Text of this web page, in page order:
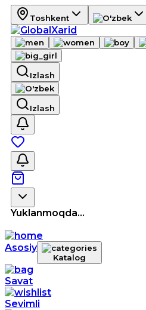
Toshkent
Izlash
Izlash
Yuklanmoqda...
Asosiy
Katalog
Savat
Sevimli